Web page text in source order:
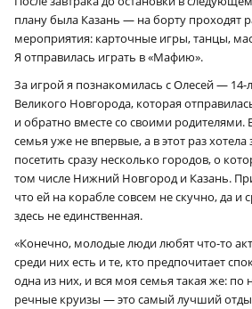
плану была Казань — на борту проходят
мероприятия: карточные игры, танцы,
Я отправилась играть в «Мафию».
За игрой я познакомилась с Олесей — 14-
Великого Новгорода, которая
и обратно вместе со своими родителями.
семья уже не впервые, а в этот раз хотела
посетить сразу несколько городов, о
том числе Нижний Новгород и Казань.
что ей на корабле совсем не скучно, да и
здесь не единственная.
«Конечно, молодые люди любят что-то
среди них есть и те, кто предпочитает
одна из них, и вся моя семья такая же:
речные круизы — это самый лучший